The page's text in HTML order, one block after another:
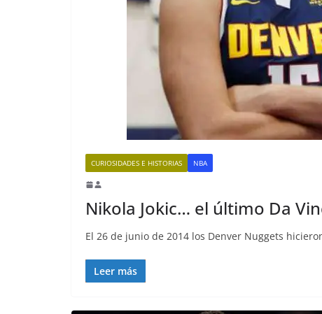
CURIOSIDADES E HISTORIAS NBA
Nikola Jokic… el último Da
El 26 de junio de 2014 los Denver Nuggets
Leer más